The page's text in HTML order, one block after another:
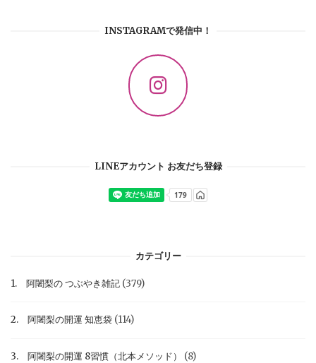
INSTAGRAMで発信中！
LINEアカウント お友だち登録
カテゴリー
1. 阿闍梨の つぶやき雑記 (379)
2. 阿闍梨の開運 知恵袋 (114)
3. 阿闍梨の開運 8習慣（北本メソッド） (8)